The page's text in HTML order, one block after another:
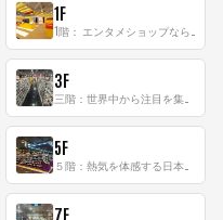
1F
3F
5F
7F